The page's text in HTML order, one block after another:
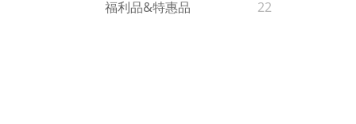
福利品&特惠品 22